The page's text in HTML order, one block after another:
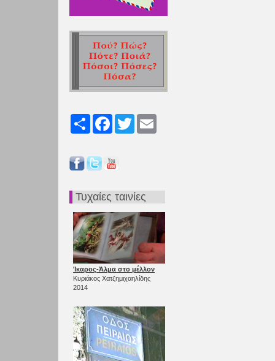
Share FacebookTwitter
Τυχαίες ταινίες
Ίκαρος-Άλμα στο μέλλον
Κυριάκος Χατζημιχαηλίδης
2014